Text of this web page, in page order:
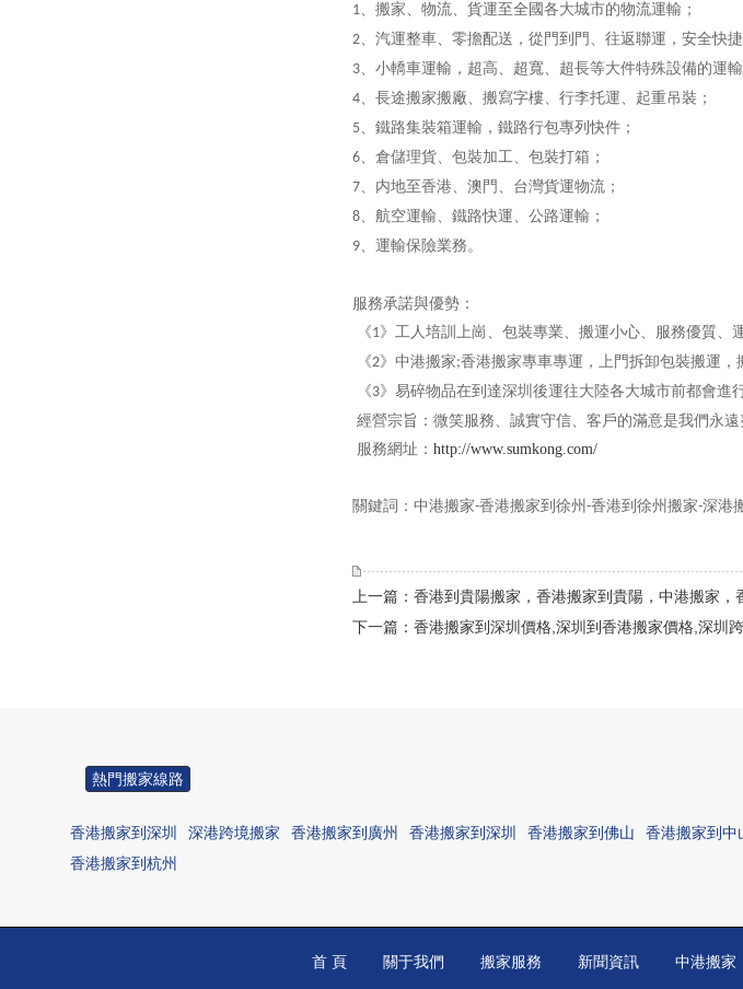
1、搬家、物流、貨運至全國各大城市的物流運輸；
2、汽運整車、零擔配送，從門到門、往返聯運，安全快捷
3、小轎車運輸，超高、超寬、超長等大件特殊設備的運輸
4、長途搬家搬廠、搬寫字樓、行李托運、起重吊裝；
5、鐵路集裝箱運輸，鐵路行包專列快件；
6、倉儲理貨、包裝加工、包裝打箱；
7、内地至香港、澳門、台灣貨運物流；
8、航空運輸、鐵路快運、公路運輸；
9、運輸保險業務。
服務承諾與優勢：
《1》工人培訓上崗、包裝專業、搬運小心、服務優質、
《2》中港搬家;香港搬家專車專運，上門拆卸包裝搬運，
《3》易碎物品在到達深圳後運往大陸各大城市前都會進
經營宗旨：微笑服務、誠實守信、客戶的滿意是我們永遠
服務網址： http://www.sumkong.com/
關鍵詞：中港搬家-香港搬家到徐州 -香港到徐州搬家-深港
上一篇：香港到貴陽搬家，香港搬家到貴陽，中港搬家，
下一篇：香港搬家到深圳價格,深圳到香港搬家價格,深圳
熱門搬家線路
香港搬家到深圳 深港跨境搬家 香港搬家到廣州 香港搬家到深圳 香港搬家到佛山 香港搬家到中
香港搬家到杭州
首 頁 關于我們 搬家服務 新聞資訊 中港搬家